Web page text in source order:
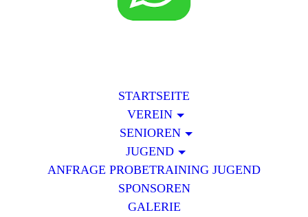
STARTSEITE
VEREIN
SENIOREN
JUGEND
ANFRAGE PROBETRAINING JUGEND
SPONSOREN
GALERIE